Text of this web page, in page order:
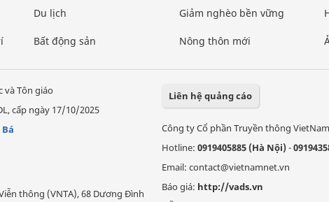
Du lịch
Bất động sản
Giảm nghèo bền vững
Nông thôn mới
và Tôn giáo
cấp ngày 17/10/2025
thông (VNTA), 68 Dương Đình
Liên hệ quảng cáo
Công ty Cổ phần Truyền thông
Hotline: 0919405885 (Hà Nội)-
Email: contact@vietnamnet.vn
Báo giá: http://vads.vn